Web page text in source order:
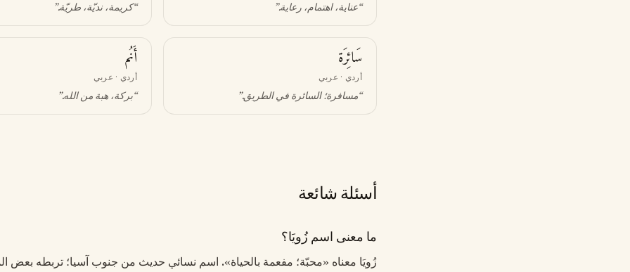
“عناية، اهتمام، رعاية.”
“كريمة، نديّة، طريّة.”
سَائِرَة
أردي · عربي
“مسافرة؛ السائرة في الطريق.”
أَنُم
أردي · عربي
“بركة، هبة من الله.”
أسئلة شائعة
ما معنى اسم زُويَا؟
زُويَا معناه «محبّة؛ مفعمة بالحياة». اسم نسائي حديث من جنوب آسيا؛ تربطه بعض